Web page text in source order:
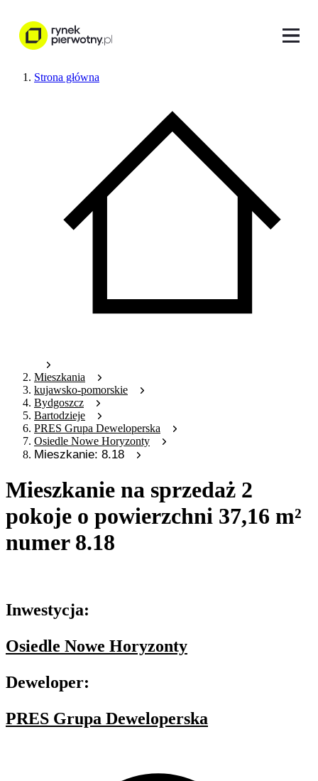
Strona główna
Mieszkania
kujawsko-pomorskie
Bydgoszcz
Bartodzieje
PRES Grupa Deweloperska
Osiedle Nowe Horyzonty
Mieszkanie: 8.18
Mieszkanie na sprzedaż 2
pokoje o powierzchni 37,16 m²
numer 8.18
Inwestycja:
Osiedle Nowe Horyzonty
Deweloper:
PRES Grupa Deweloperska